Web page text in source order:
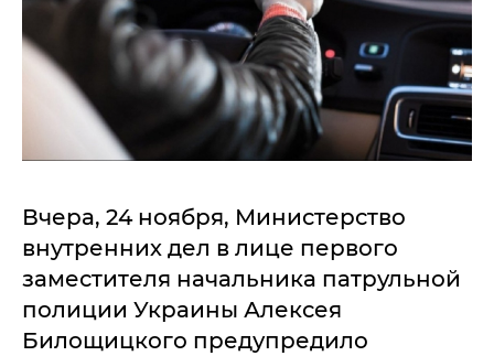
Вчера, 24 ноября, Министерство
внутренних дел в лице первого
заместителя начальника патрульной
полиции Украины Алексея
Билощицкого предупредило